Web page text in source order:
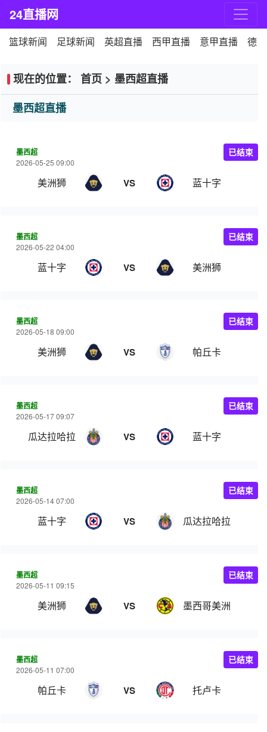
24直播网
篮球新闻 足球新闻 英超直播 西甲直播 意甲直播 德
现在的位置： 首页 > 墨西超直播
墨西超直播
墨西超
2026-05-25 09:00
美洲狮 VS 蓝十字
已结束
墨西超
2026-05-22 04:00
蓝十字 VS 美洲狮
已结束
墨西超
2026-05-18 09:00
美洲狮 VS 帕丘卡
已结束
墨西超
2026-05-17 09:07
瓜达拉哈拉 VS 蓝十字
已结束
墨西超
2026-05-14 07:00
蓝十字 VS 瓜达拉哈拉
已结束
墨西超
2026-05-11 09:15
美洲狮 VS 墨西哥美洲
已结束
墨西超
2026-05-11 07:00
帕丘卡 VS 托卢卡
已结束